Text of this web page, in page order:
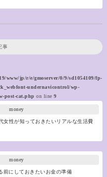
事
www/jp/r/e/gmoserver/0/9/sd1054109/fp-
undernavicontrol/wp-
post-cat.php on line 9
money
女性が知っておきたいリアルな生活費
money
前にしておきたいお金の準備